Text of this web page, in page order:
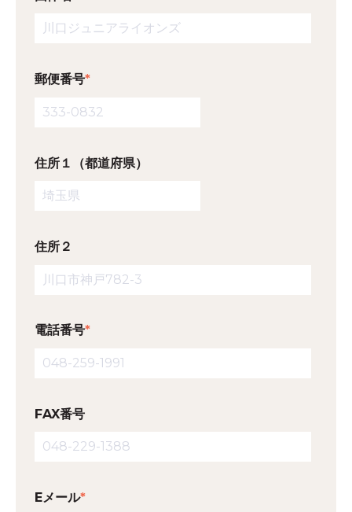
郵便番号*
住所１（都道府県）
住所２
電話番号*
FAX番号
Eメール*